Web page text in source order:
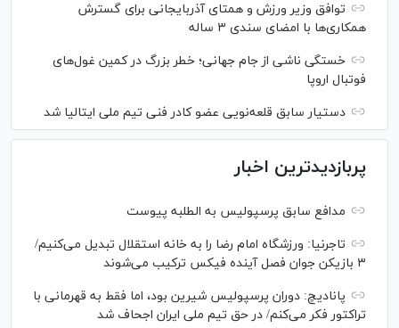
توافق وزیر ورزش و همتای آذربایجانی برای گسترش
همکاری‌ها با امضای سندی ۳ ساله
خستگی ناشی از جام جهانی؛ خطر بزرگ در کمین غول‌های
فوتبال اروپا
دستیار سابق قلعه‌نویی عضو کادر فنی تیم ملی ایتالیا شد
پربازدیدترین اخبار
مدافع سابق پرسپولیس به الطلبه پیوست
تاجرنیا: ورزشگاه امام رضا را به خانه استقلال تبدیل می‌کنیم/
۳ بازیکن جوان فصل آینده فیکس ترکیب می‌شوند
پانادیچ: دوران پرسپولیس شیرین بود، اما فقط به قهرمانی با
تراکتور فکر می‌کنم/ در حق تیم ملی ایران اجحاف شد